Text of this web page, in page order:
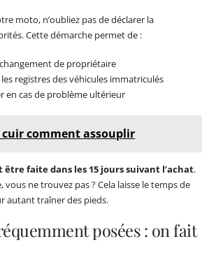
moto, n’oubliez pas de déclarer la
Cette démarche permet de :
de propriétaire
registres des véhicules immatriculés
en cas de problème ultérieur
comment assouplir
faite dans les 15 jours suivant l’achat.
vous ne trouvez pas ? Cela laisse le temps de
autant traîner des pieds.
posées : on fait